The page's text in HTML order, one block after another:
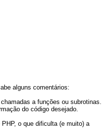
alguns comentários:
a funções ou subrotinas.
do código desejado.
o que dificulta (e muito) a